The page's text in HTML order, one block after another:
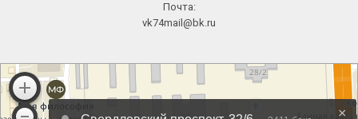
Почта:
vk74mail@bk.ru